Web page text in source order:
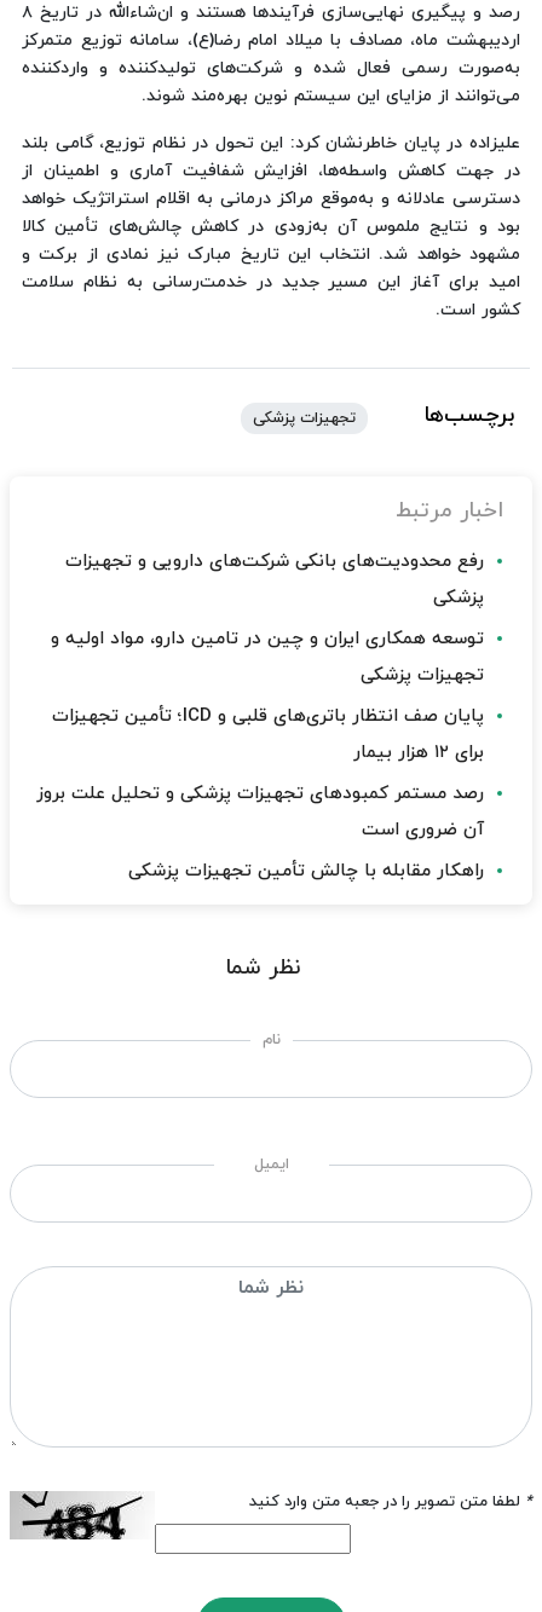
رصد و پیگیری نهایی‌سازی فرآیندها هستند و ان‌شاءالله در تاریخ ۸
اردیبهشت ماه، مصادف با میلاد امام رضا(ع)، سامانه توزیع متمرکز
به‌صورت رسمی فعال شده و شرکت‌های تولیدکننده و واردکننده
می‌توانند از مزایای این سیستم نوین بهره‌مند شوند.
علیزاده در پایان خاطرنشان کرد: این تحول در نظام توزیع، گامی بلند
در جهت کاهش واسطه‌ها، افزایش شفافیت آماری و اطمینان از
دسترسی عادلانه و به‌موقع مراکز درمانی به اقلام استراتژیک خواهد
بود و نتایج ملموس آن به‌زودی در کاهش چالش‌های تأمین کالا
مشهود خواهد شد. انتخاب این تاریخ مبارک نیز نمادی از برکت و
امید برای آغاز این مسیر جدید در خدمت‌رسانی به نظام سلامت
کشور است.
برچسب‌ها تجهیزات پزشکی
اخبار مرتبط
رفع محدودیت‌های بانکی شرکت‌های دارویی و تجهیزات
پزشکی
توسعه همکاری ایران و چین در تامین دارو، مواد اولیه و
تجهیزات پزشکی
پایان صف انتظار باتری‌های قلبی و ICD؛ تأمین تجهیزات
برای ۱۲ هزار بیمار
رصد مستمر کمبودهای تجهیزات پزشکی و تحلیل علت بروز
آن ضروری است
راهکار مقابله با چالش تأمین تجهیزات پزشکی
نظر شما
نام
ایمیل
* لطفا متن تصویر را در جعبه متن وارد کنید